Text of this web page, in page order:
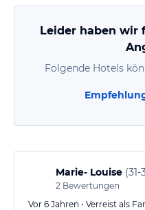
Geschäfte zum
Leider haben wir
Folgende Hotels
Marie- Louise (31-
2 Bewertungen
Vor 6 Jahren • Verreist als